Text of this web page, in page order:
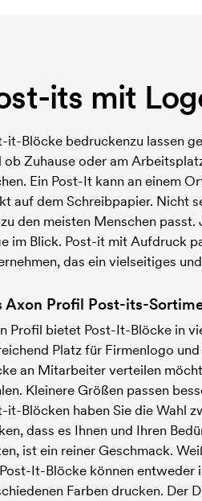
its mit
it-Blöcke bedruckenzu lassen
ob Zuhause oder am
Ein Post-It kann an einem
auf dem Schreibpapier. Nicht
den meisten Menschen
im Blick. Post-it mit Aufdruck
das ein vielseitiges
Axon Profil Post-its-
Profil bietet Post-It-Blöcke in
Platz für Firmenlogo
an Mitarbeiter verteilen
Kleinere Größen passen
it-Blöcken haben Sie die Wahl
dass es Ihnen und Ihren
ist ein reiner Geschmack.
It-Blöcke können entweder
Farben drucken. Der